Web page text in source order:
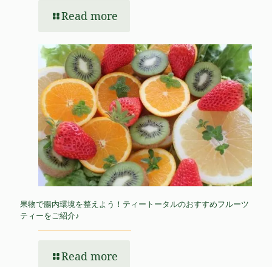
Read more
果物で腸内環境を整えよう！ティートータルのおすすめフルーツ
ティーをご紹介♪
Read more